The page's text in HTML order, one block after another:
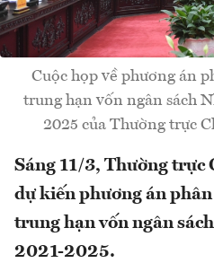
Cuộc họp về phương án
trung hạn vốn ngân sách
2025 của Thường trực
Sáng 11/3, Thường trực
dự kiến phương án
trung hạn vốn ngân
2021-2025.